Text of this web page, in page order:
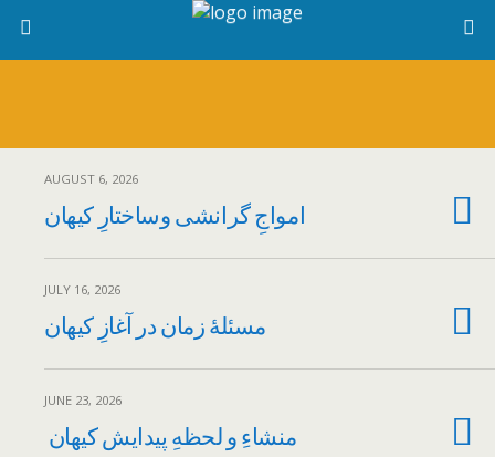
AUGUST 6, 2026
‌امواجِ گرانشی وساختارِ کیهان
JULY 16, 2026
مسئلهٔ زمان در آغازِ کیهان
JUNE 23, 2026
منشاءِ و لحظهِ پیدایش کیهان